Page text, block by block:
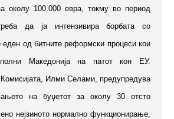
околу 100.000 евра, токму во период
да ја интензивира борбата со
еден од битните реформски процеси кои
Македонија на патот кон ЕУ.
Комисијата, Илми Селами, предупредува
на буџетот за околу 30 отсто
нејзиното нормално функционирање,